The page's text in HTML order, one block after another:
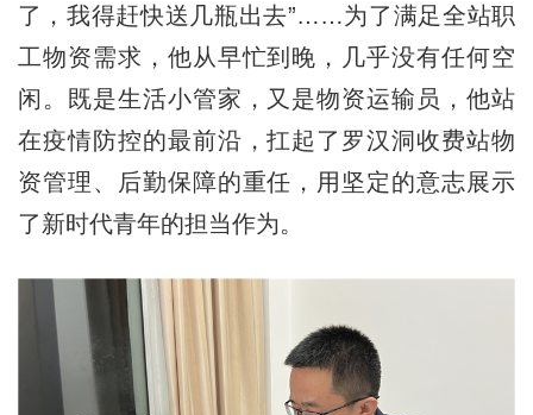
了，我得赶快送几瓶出去”……为了满足全站职
工物资需求，他从早忙到晚，几乎没有任何空
闲。既是生活小管家，又是物资运输员，他站
在疫情防控的最前沿，扛起了罗汉洞收费站物
资管理、后勤保障的重任，用坚定的意志展示
了新时代青年的担当作为。